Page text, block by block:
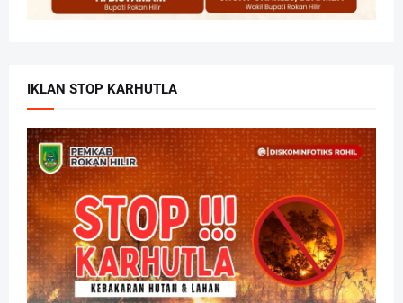
IKLAN STOP KARHUTLA